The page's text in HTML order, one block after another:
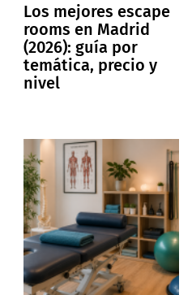
Los mejores escape
rooms en Madrid
(2026): guía por
temática, precio y
nivel